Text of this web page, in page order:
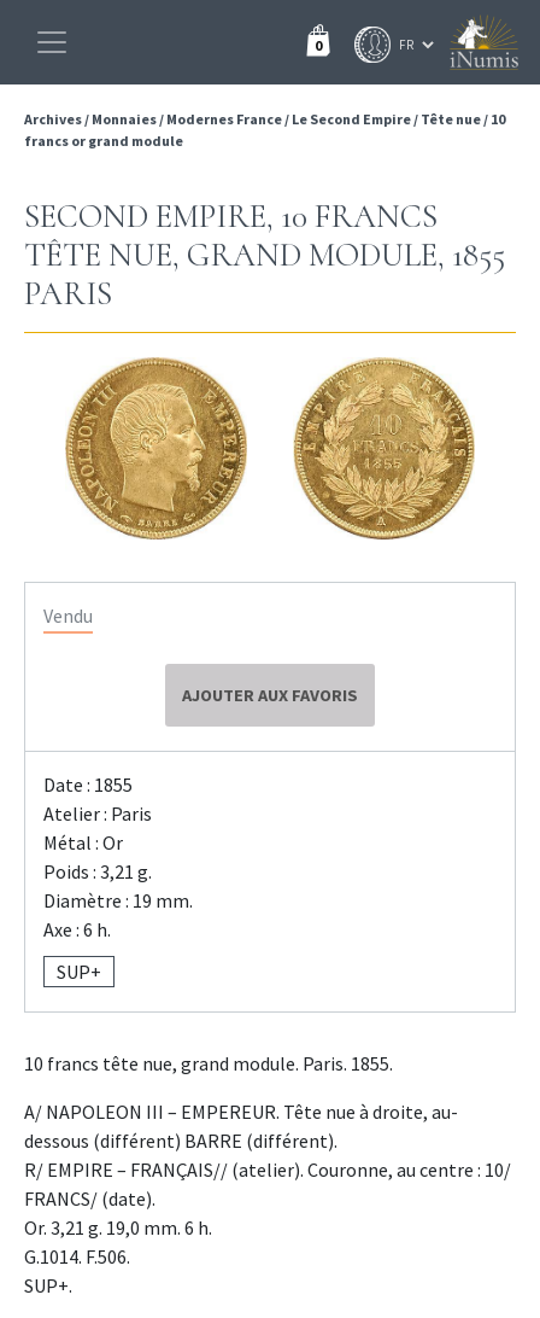
0
Archives/ Monnaies/ Modernes France/ Le Second Empire/ Tête nue/ 10
francs or grand module
SECOND EMPIRE, 10 FRANCS
TÊTE NUE, GRAND MODULE, 1855
PARIS
Vendu
AJOUTER AUX FAVORIS
Date : 1855
Atelier : Paris
Métal : Or
Poids : 3,21 g.
Diamètre : 19 mm.
Axe : 6 h.
SUP+
10 francs tête nue, grand module. Paris. 1855.
A/ NAPOLEON III – EMPEREUR. Tête nue à droite, au-
dessous (différent) BARRE (différent).
R/ EMPIRE – FRANÇAIS// (atelier). Couronne, au centre : 10/
FRANCS/ (date).
Or. 3,21 g. 19,0 mm. 6 h.
G.1014. F.506.
SUP+.